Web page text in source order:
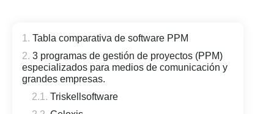
Tabla comparativa de software PPM
3 programas de gestión de proyectos (PPM)
especializados para medios de comunicación y
grandes empresas.
Triskellsoftware